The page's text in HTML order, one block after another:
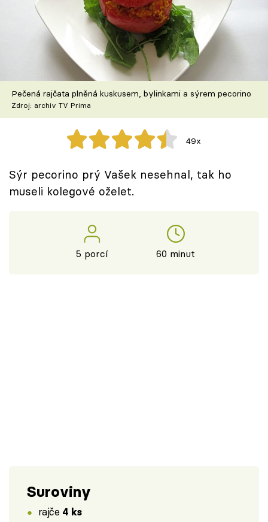
TV Program
Škola vaření
Recepty z TV
Speciál: Cuketa
Těhotnej kuchař
Přihlášení
Pečená rajčata plněná kuskusem, bylinkami a sýrem pecorino
Zdroj: archiv TV Prima
49x
Sýr pecorino prý Vašek nesehnal, tak ho
museli kolegové oželet.
5 porcí 60 minut
Suroviny
rajče 4 ks